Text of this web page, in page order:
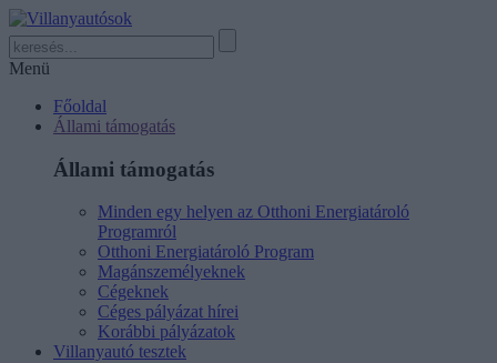
Menü
Főoldal
Állami támogatás
Állami támogatás
Minden egy helyen az Otthoni Energiatároló
Programról
Otthoni Energiatároló Program
Magánszemélyeknek
Cégeknek
Céges pályázat hírei
Korábbi pályázatok
Villanyautó tesztek